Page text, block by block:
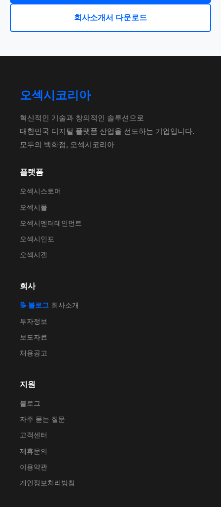
회사소개서 다운로드
오섹시코리아
혁신적인 기술과 창의적인 솔루션으로
대한민국 디지털 플랫폼 산업을 선도하는 기업입니다.
모두의 백화점, 오섹시코리아
플랫폼
오섹시스토어
오섹시몰
오섹시엔터테인먼트
오섹시인포
오섹시갤
회사
📝 블로그 회사소개
투자정보
보도자료
채용공고
지원
블로그
자주 묻는 질문
고객센터
제휴문의
이용약관
개인정보처리방침